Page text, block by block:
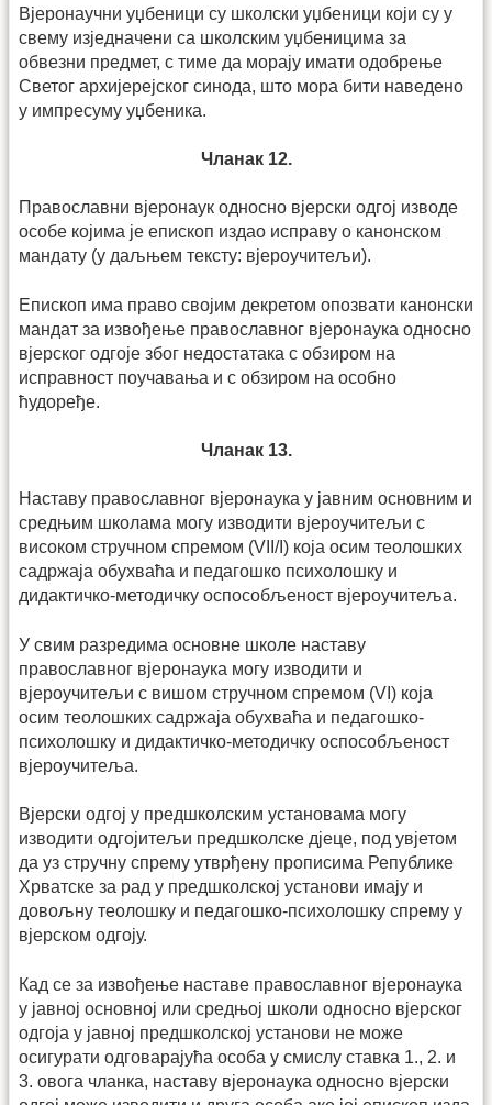
Вјеронаучни уџбеници су школски уџбеници који су у
свему изједначени са школским уџбеницима за
обвезни предмет, с тиме да морају имати одобрење
Светог архијерејског синода, што мора бити наведено
у импресуму уџбеника.
Чланак 12.
Православни вјеронаук односно вјерски одгој изводе
особе којима је епископ издао исправу о канонском
мандату (у даљњем тексту: вјероучитељи).
Епископ има право својим декретом опозвати канонски
мандат за извођење православног вјеронаука односно
вјерског одгоје због недостатака с обзиром на
исправност поучавања и с обзиром на особно
ћудоређе.
Чланак 13.
Наставу православног вјеронаука у јавним основним и
средњим школама могу изводити вјероучитељи с
високом стручном спремом (VII/I) која осим теолошких
садржаја обухваћа и педагошко психолошку и
дидактичко-методичку оспособљеност вје­ро­учитеља.
У свим разредима основне школе наставу
православног вјеронаука могу изводити и
вјероучитељи с вишом стручном спремом (VI) која
осим теолошких садржаја обухваћа и педагошко-
психолошку и дидактичко-методичку оспособљеност
вјероучитеља.
Вјерски одгој у предшколским установама могу
изводити одгојитељи предшколске дјеце, под увјетом
да уз стручну спрему утврђену прописима Републике
Хрватске за рад у предшколској установи имају и
довољну теолошку и педагошко-психолошку спрему у
вјерском одгоју.
Кад се за извођење наставе православног вјеронаука
у јавној основној или средњој школи односно вјерског
одгоја у јавној предшколској установи не може
осигурати одговарајућа особа у смислу ставка 1., 2. и
3. овога чланка, наставу вјеронаука односно вјерски